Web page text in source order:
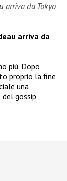
arriva da Tokyo
arriva da
più. Dopo
proprio la fine
una
gossip